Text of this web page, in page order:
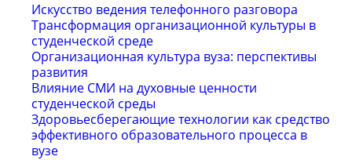
Искусство ведения телефонного разговора
Трансформация организационной культуры в
студенческой среде
Организационная культура вуза: перспективы
развития
Влияние СМИ на духовные ценности
студенческой среды
Здоровьесберегающие технологии как средство
эффективного образовательного процесса в
вузе